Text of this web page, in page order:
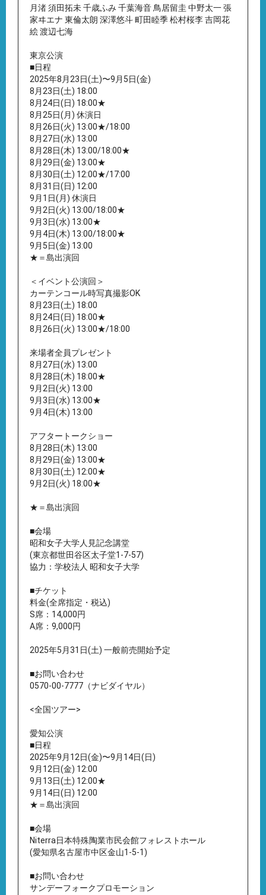
月渚 須田拓未 千歳ふみ 千葉海音 鳥居留圭 中野太一 張
家ヰエナ 東倫太朗 深澤悠斗 町田睦季 松村桜李 吉岡花
絵 渡辺七海
東京公演
■日程
2025年8月23日(土)〜9月5日(金)
8月23日(土) 18:00
8月24日(日) 18:00★
8月25日(月) 休演日
8月26日(火) 13:00★/18:00
8月27日(水) 13:00
8月28日(木) 13:00/18:00★
8月29日(金) 13:00★
8月30日(土) 12:00★/17:00
8月31日(日) 12:00
9月1日(月) 休演日
9月2日(火) 13:00/18:00★
9月3日(水) 13:00★
9月4日(木) 13:00/18:00★
9月5日(金) 13:00
★＝島出演回
＜イベント公演回＞
カーテンコール時写真撮影OK
8月23日(土) 18:00
8月24日(日) 18:00★
8月26日(火) 13:00★/18:00
来場者全員プレゼント
8月27日(水) 13:00
8月28日(木) 18:00★
9月2日(火) 13:00
9月3日(水) 13:00★
9月4日(木) 13:00
アフタートークショー
8月28日(木) 13:00
8月29日(金) 13:00★
8月30日(土) 12:00★
9月2日(火) 18:00★
★＝島出演回
■会場
昭和女子大学人見記念講堂
(東京都世田谷区太子堂1-7-57)
協力：学校法人 昭和女子大学
■チケット
料金(全席指定・税込)
S席：14,000円
A席：9,000円
2025年5月31日(土) 一般前売開始予定
■お問い合わせ
0570-00-7777（ナビダイヤル）
<全国ツアー>
愛知公演
■日程
2025年9月12日(金)〜9月14日(日)
9月12日(金) 12:00
9月13日(土) 12:00★
9月14日(日) 12:00
★＝島出演回
■会場
Niterra日本特殊陶業市民会館フォレストホール
(愛知県名古屋市中区金山1-5-1)
■お問い合わせ
サンデーフォークプロモーション